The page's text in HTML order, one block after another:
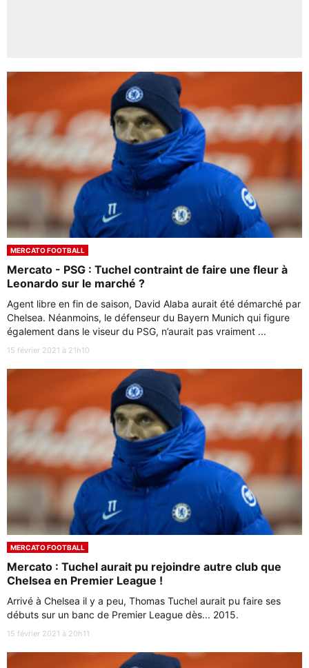
MERCATO FOOTBALL
Mercato - PSG : Tuchel contraint de faire une fleur à
Leonardo sur le marché ?
Agent libre en fin de saison, David Alaba aurait été démarché par
Chelsea. Néanmoins, le défenseur du Bayern Munich qui figure
également dans le viseur du PSG, n’aurait pas vraiment ...
15 février 2021 à 21h10
MERCATO FOOTBALL
Mercato : Tuchel aurait pu rejoindre autre club que
Chelsea en Premier League !
Arrivé à Chelsea il y a peu, Thomas Tuchel aurait pu faire ses
débuts sur un banc de Premier League dès... 2015.
15 février 2021 à 20h11